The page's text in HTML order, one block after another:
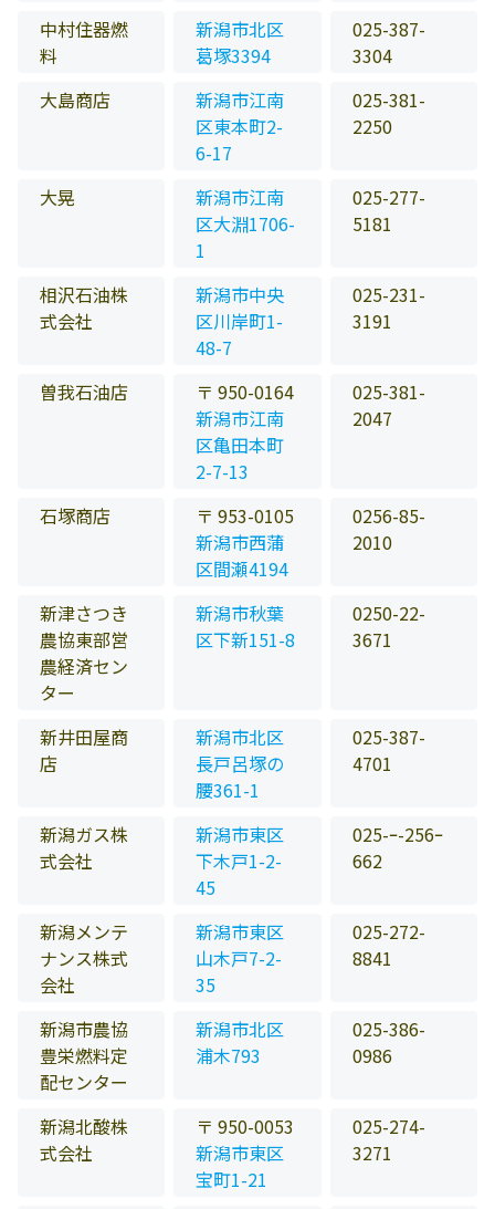
中村住器燃
料
新潟市北区
葛塚3394
025-387-
3304
大島商店
新潟市江南
区東本町2-
6-17
025-381-
2250
大晃
新潟市江南
区大淵1706-
1
025-277-
5181
相沢石油株
式会社
新潟市中央
区川岸町1-
48-7
025-231-
3191
曽我石油店
〒 950-0164
新潟市江南
区亀田本町
2-7-13
025-381-
2047
石塚商店
〒 953-0105
新潟市西蒲
区間瀬4194
0256-85-
2010
新津さつき
農協東部営
農経済セン
ター
新潟市秋葉
区下新151-8
0250-22-
3671
新井田屋商
店
新潟市北区
長戸呂塚の
腰361-1
025-387-
4701
新潟ガス株
式会社
新潟市東区
下木戸1-2-
45
025-ｰ-256ｰ
662
新潟メンテ
ナンス株式
会社
新潟市東区
山木戸7-2-
35
025-272-
8841
新潟市農協
豊栄燃料定
配センター
新潟市北区
浦木793
025-386-
0986
新潟北酸株
式会社
〒 950-0053
新潟市東区
宝町1-21
025-274-
3271